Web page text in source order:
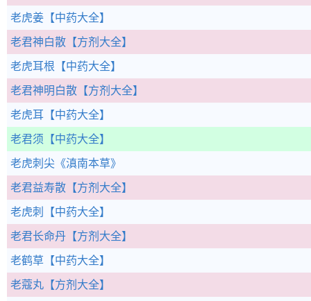
老虎姜 【中药大全】
老君神白散 【方剂大全】
老虎耳根 【中药大全】
老君神明白散 【方剂大全】
老虎耳 【中药大全】
老君须 【中药大全】
老虎刺尖 《滇南本草》
老君益寿散 【方剂大全】
老虎刺 【中药大全】
老君长命丹 【方剂大全】
老鹤草 【中药大全】
老蔻丸 【方剂大全】